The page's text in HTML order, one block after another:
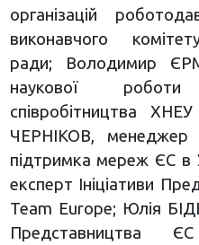
організацій
виконавчого
ради; Володимир
наукової
співробітництва
ЧЕРНІКОВ, менеджер
підтримка мереж ЄС в
експерт Ініціативи
Team Europe; Юлія
Представництва